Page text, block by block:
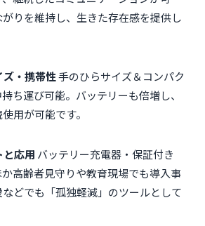
りを維持し、生きた存在感を提供し
ズ・携帯性手のひらサイズ＆コンパク
ち運び可能。バッテリーも倍増し、
用が可能です。
と応用 バッテリー充電器・保証付き
高齢者見守りや教育現場でも導入事
どでも「孤独軽減」のツールとして